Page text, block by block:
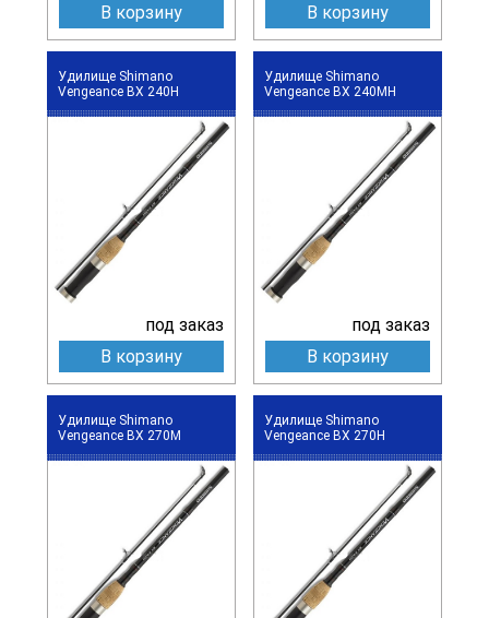
В корзину
В корзину
Удилище Shimano
Vengeance BX 240H
под заказ
В корзину
Удилище Shimano
Vengeance BX 240MH
под заказ
В корзину
Удилище Shimano
Vengeance BX 270M
Удилище Shimano
Vengeance BX 270H